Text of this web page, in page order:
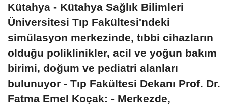
Kütahya - Kütahya Sağlık Bilimleri
Üniversitesi Tıp Fakültesi'ndeki
simülasyon merkezinde, tıbbi cihazların
olduğu poliklinikler, acil ve yoğun bakım
birimi, doğum ve pediatri alanları
bulunuyor - Tıp Fakültesi Dekanı Prof. Dr.
Fatma Emel Koçak: - Merkezde,